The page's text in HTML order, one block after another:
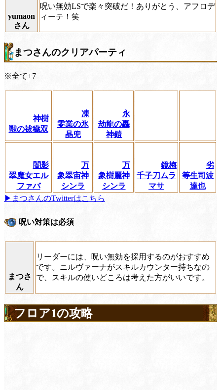
yumaon
さん
呪い無効LSで楽々突破だ！ありがとう、アフロデ
ィーテ！笑
まつさんのクリアパーティ
※全て+7
神樹
獣の祓穢双
凍
零業の氷
晶兜
永
劫龍の轟
神鎧
闇影
翠魔女エル
ファバ
万
象翠宙神
シンラ
万
象樹麗神
シンラ
鏡梅
千子刀ムラ
マサ
劣
等生司波
達也
▶まつさんのTwitterはこちら
呪い対策は必須
まつさ
ん
リーダーには、呪い無効を採用するのがおすすめ
です。ニルヴァーナがスキルカウンター持ちなの
で、スキルの使いどころは考えた方がいいです。
フロア1の攻略